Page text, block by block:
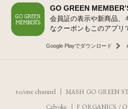
GO GREEN
会員証の表示や新商品、
なクーポンもこのアプリ
Google Playでダウンロード
to/one channel MASH GO GREEN
Celvoke
F ORGANICS /